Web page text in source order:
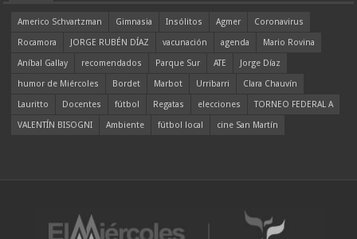
Americo Schvartzman Gimnasia Insólitos Agmer
Coronavirus
Rocamora
JORGE RUBÉN DÍAZ vacunación agenda
Mario Rovina
Aníbal Gallay
recomendados Parque Sur ATE
Jorge Díaz
humor de Miércoles
Bordet Marbot Urribarri
Clara Chauvín
Lauritto
Docentes fútbol Regatas elecciones
TORNEO FEDERAL A
VALENTÍN BISOGNI
Ambiente fútbol local cine San Martín